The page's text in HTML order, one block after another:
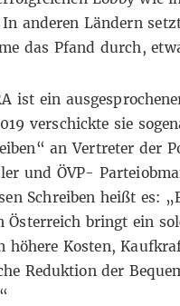
In anderen Ländern
das Pfand durch,
ist ein
verschickte sie
an Vertreter der
und ÖVP-
Schreiben heißt es:
Österreich bringt ein
höhere Kosten,
Reduktion der